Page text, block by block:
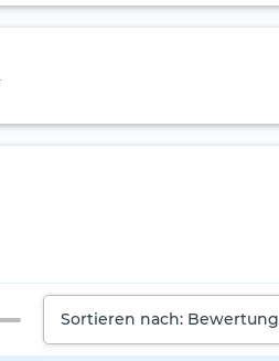
Sortieren nach: Bewertung